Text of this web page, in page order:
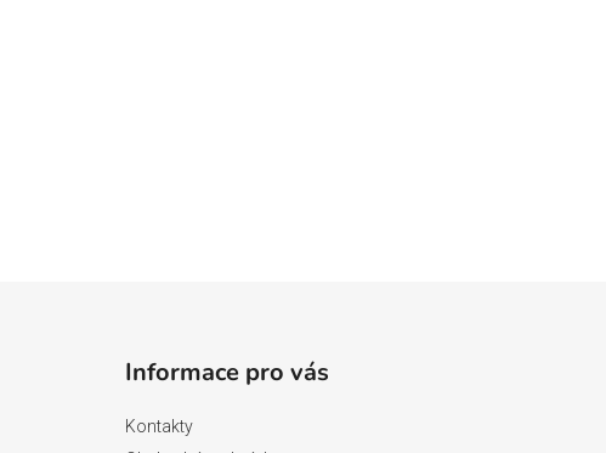
Informace pro vás
Kontakty